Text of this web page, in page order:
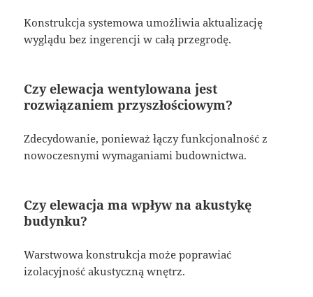
Konstrukcja systemowa umożliwia aktualizację
wyglądu bez ingerencji w całą przegrodę.
Czy elewacja wentylowana jest
rozwiązaniem przyszłościowym?
Zdecydowanie, ponieważ łączy funkcjonalność z
nowoczesnymi wymaganiami budownictwa.
Czy elewacja ma wpływ na akustykę
budynku?
Warstwowa konstrukcja może poprawiać
izolacyjność akustyczną wnętrz.